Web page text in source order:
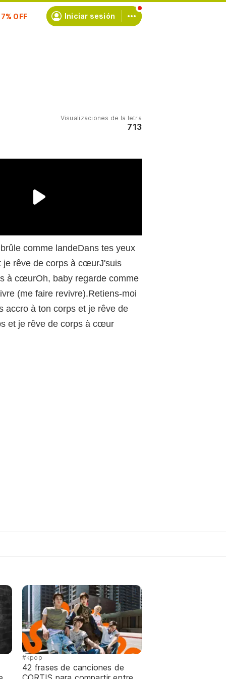
Iniciar sesión
Visualizaciones de la letra
713
comme landeDans tes yeux
je rêve de corps à cœurJ'suis
à cœurOh, baby regarde comme
(me faire revivre).Retiens-moi
accro à ton corps et je rêve de
et je rêve de corps à cœur
#kpop
42 frases de canciones de
/